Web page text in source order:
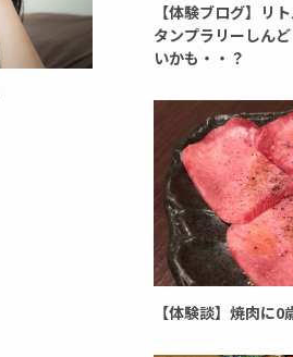
【体験ブログ】リ
タンプラリーしん
いかも・・？
【体験談】焼肉に